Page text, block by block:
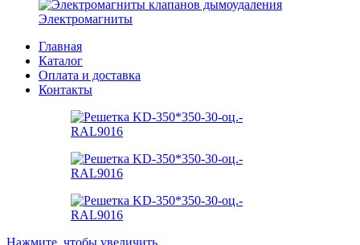
Электромагниты
Главная
Каталог
Оплата и доставка
Контакты